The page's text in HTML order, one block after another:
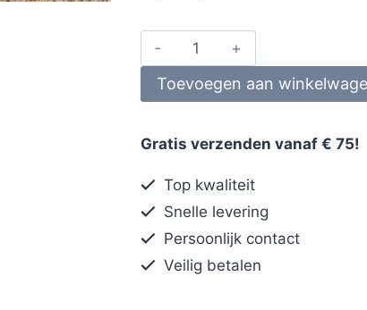
Toevoegen aan
Gratis verzenden vanaf € 75!
Top kwaliteit
Snelle levering
Persoonlijk contact
Veilig betalen